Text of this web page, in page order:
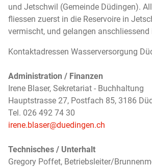
und Jetschwil (Gemeinde Düdingen).
fliessen zuerst in die Reservoire in
vermischt, und gelangen anschliessend
Kontaktadressen Wasserversorgung
Administration / Finanzen
Irene Blaser, Sekretariat - Buchhaltung
Hauptstrasse 27, Postfach 85, 3186
Tel. 026 492 74 30
irene.blaser@duedingen.ch
Technisches / Unterhalt
Gregory Poffet, Betriebsleiter/